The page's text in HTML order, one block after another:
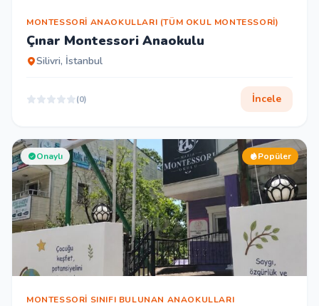
MONTESSORI ANAOKULLARI (TÜM OKUL MONTESSORI)
Çınar Montessori Anaokulu
Silivri, İstanbul
(0) İncele
Onaylı Popüler
MONTESSORI SINIFI BULUNAN ANAOKULLARI